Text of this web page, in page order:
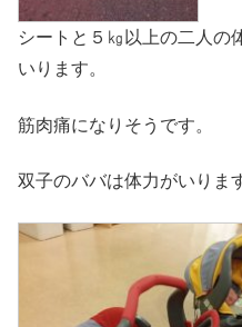
シートと５㎏以上の二人の
いります。
筋肉痛になりそうです。
双子のババは体力がいりま